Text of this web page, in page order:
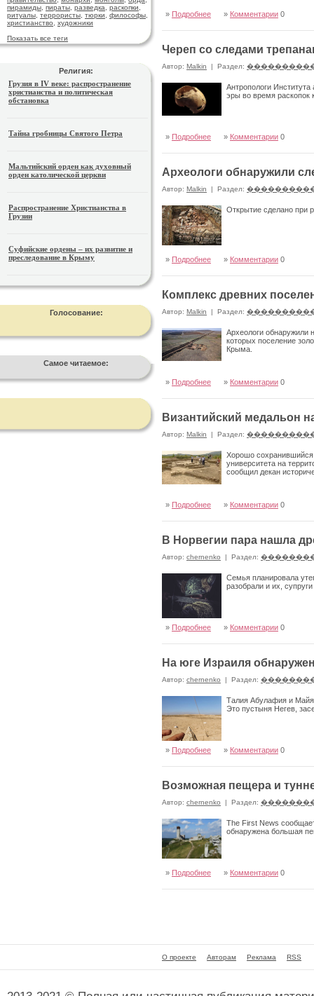
пирамиды пираты разведка раскопки
ритуалы террористы тюрки философы
христианство
художники
Показать все теги
Религия:
Грузия в IV веке: распространение
христианства и политическая
обстановка
Тайна гробницы Святого Петра
Мальтийский орден как духовный
орден католической церкви
Распространение Христианства в
Грузии
Суфийские ордены – их развитие и
преследование в Крыму
Голосование:
Самое читаемое:
» Подробнее » Комментарии 0
Череп со следами
Автор: Malkin | Раздел:
Антропологи
эры во время раскопок
» Подробнее » Комментарии 0
Археологи обнаружили
Автор: Malkin | Раздел:
Открытие сделано при
» Подробнее » Комментарии 0
Комплекс древних
Автор: Malkin | Раздел:
Археологи обнаружили
которых поселение
Крыма.
» Подробнее » Комментарии 0
Византийский медальон
Автор: Malkin | Раздел:
Хорошо сохранившийся
университета на
сообщил декан
» Подробнее » Комментарии 0
В Норвегии пара нашла
Автор: chernenko | Раздел:
Семья планировала
разобрали и их,
» Подробнее » Комментарии 0
На юге Израиля
Автор: chernenko | Раздел:
Талия Абулафия и Майя
Это пустыня Негев,
» Подробнее » Комментарии 0
Возможная пещера и
Автор: chernenko | Раздел:
The First News
обнаружена большая
» Подробнее » Комментарии 0
О проекте Авторам Реклама RSS